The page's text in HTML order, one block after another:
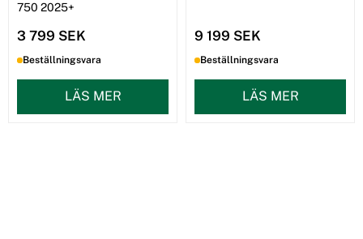
750 2025+
3 799 SEK
Beställningsvara
LÄS MER
9 199 SEK
Beställningsvara
LÄS MER